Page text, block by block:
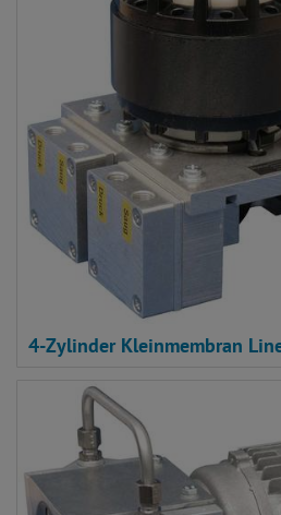
4-Zylinder Kleinmembran